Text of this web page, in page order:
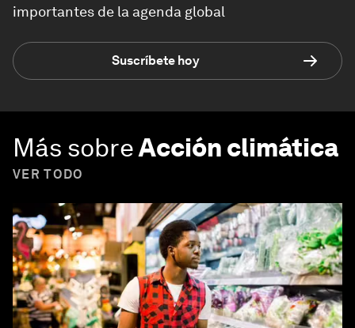
importantes de la agenda global
Suscríbete hoy
Más sobreAcción climática
VER TODO